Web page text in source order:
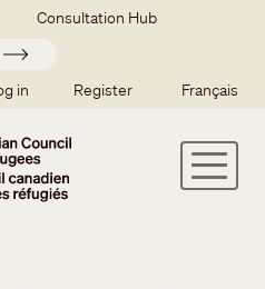
Consultation Hub
Apply
user menu
in Register Français